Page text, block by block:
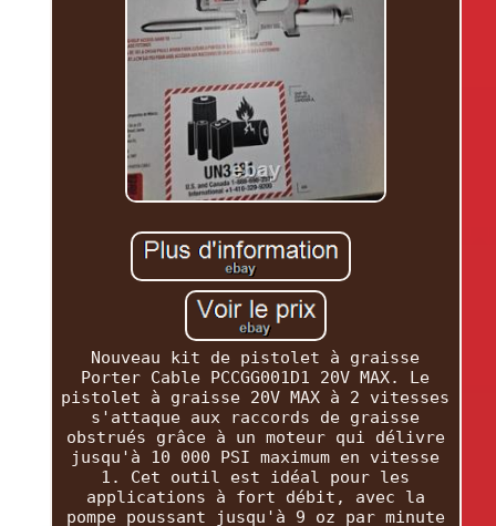
Nouveau kit de pistolet à graisse
Porter Cable PCCGG001D1 20V MAX. Le
pistolet à graisse 20V MAX à 2 vitesses
s'attaque aux raccords de graisse
obstrués grâce à un moteur qui délivre
jusqu'à 10 000 PSI maximum en vitesse
1. Cet outil est idéal pour les
applications à fort débit, avec la
pompe poussant jusqu'à 9 oz par minute